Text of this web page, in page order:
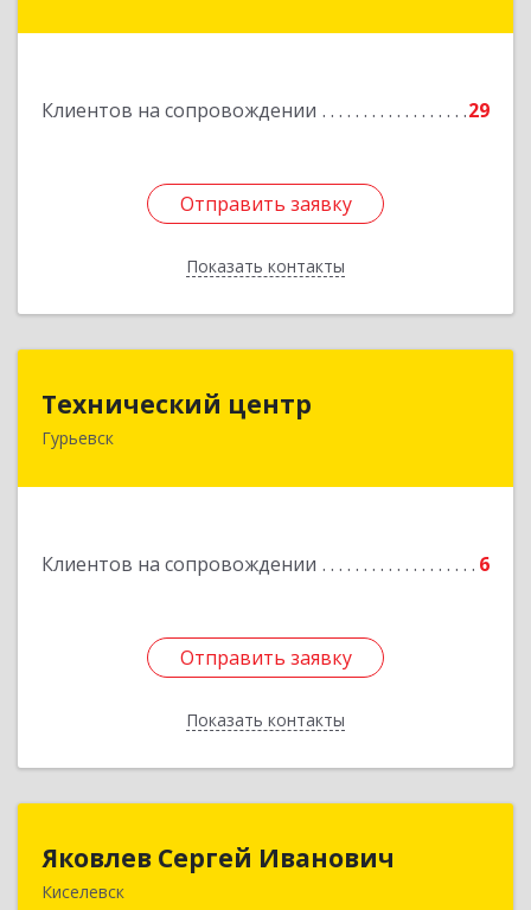
Клиентов на сопровождении 29
Отправить заявку
Показать контакты
Отправить заявку
Назад
Технический центр
Гурьевск
Клиентов на сопровождении 6
Отправить заявку
Показать контакты
Отправить заявку
Назад
Яковлев Сергей Иванович
Киселевск
Яковлев Сергей Иванович
650002, Кемеровская обл, г.Кемерово, пр-т